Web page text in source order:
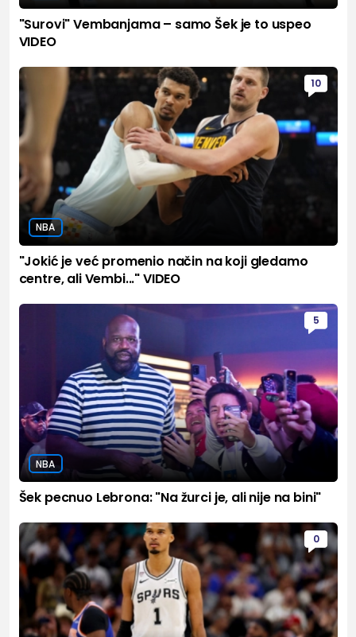
"Surovi" Vembanjama – samo Šek je to uspeo
VIDEO
10
NBA
"Jokić je već promenio način na koji gledamo
centre, ali Vembi..." VIDEO
5
NBA
Šek pecnuo Lebrona: "Na žurci je, ali nije na bini"
0